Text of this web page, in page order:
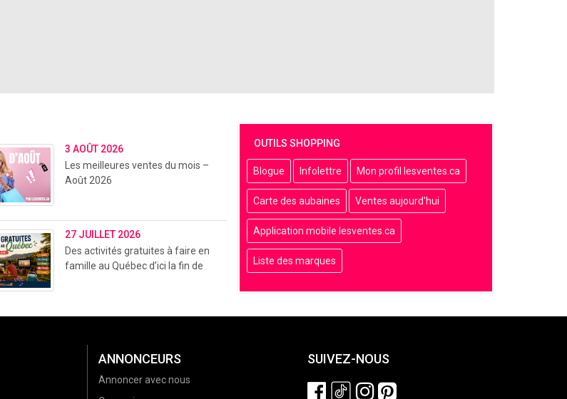
OUTILS SHOPPING
Blogue Infolettre Mon profil lesventes.ca
Carte des aubaines Ventes aujourd'hui
Application mobile lesventes.ca
Liste des marques
3 AOÛT 2026
Les meilleures ventes du mois –
Août 2026
27 JUILLET 2026
Des activités gratuites à faire en
famille au Québec d’ici la fin de
ANNONCEURS
Annoncer avec nous
SUIVEZ-NOUS